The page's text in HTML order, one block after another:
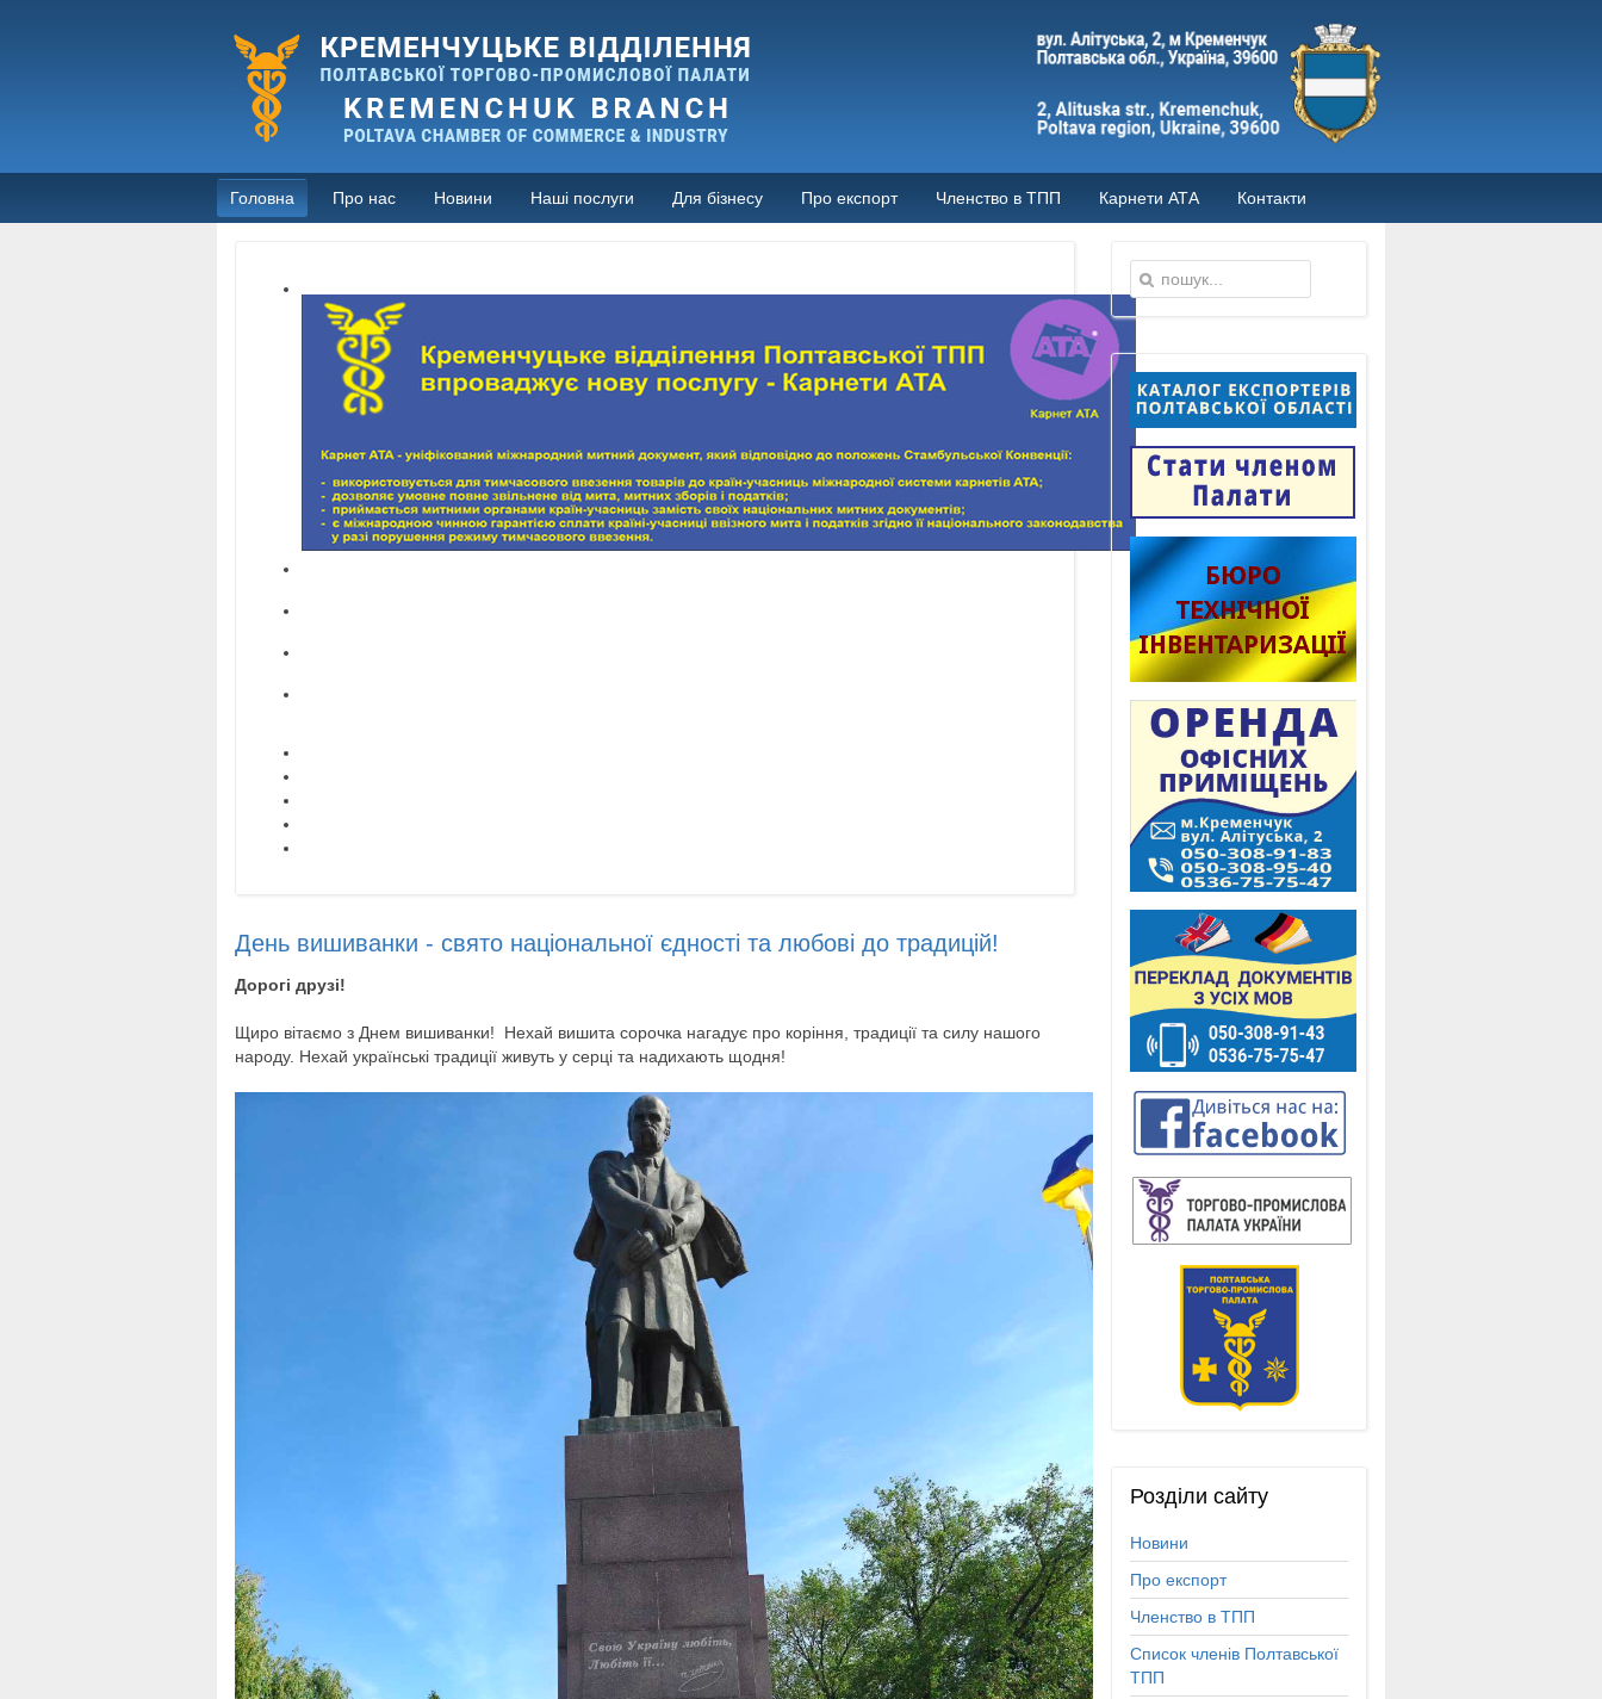
Головна Про нас Новини Наші послуги Для бізнесу Про експорт Членство в ТПП Карнети АТА Контакти
День вишиванки - свято національної єдності та любові до традицій!
Дорогі друзі!
Щиро вітаємо з Днем вишиванки! Нехай вишита сорочка нагадує про коріння, традиції та силу нашого
народу. Нехай українські традиції живуть у серці та надихають щодня!
Розділи сайту
Новини
Про експорт
Членство в ТПП
Список членів Полтавської
ТПП